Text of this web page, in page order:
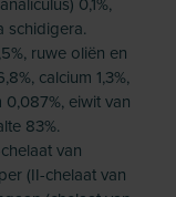
schidigera.
ruwe oliën en
calcium 1,3%,
eiwit van
83%.
van
(II-chelaat van